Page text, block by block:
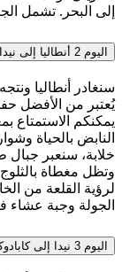
إلى البحر. تشمل
اليوم 2 أنطاليا إلى نيدا
سنغادر أنطاليا
يُعتبر من الأفضل
يمكنكم الاستمتاع
النابض بالحياة
وتظل مغطاة
لرؤية القلعة من
الجولة وجبة عشاء
اليوم 3 نيدا إلى